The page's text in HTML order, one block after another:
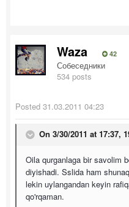
Waza 42
Собеседники
534 posts
Posted 31.03.2011 04:23
On 3/30/2011 at 17:37,
Oila qurganlaga bir savolim
diyishadi. Sslida ham
lekin uylangandan keyin
qo'rqaman.